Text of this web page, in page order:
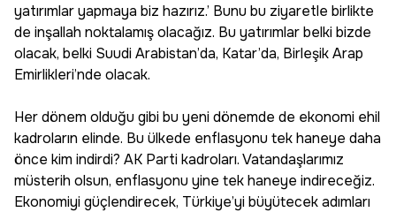
yatırımlar yapmaya biz hazırız.’ Bunu bu ziyaretle birlikte
de inşallah noktalamış olacağız. Bu yatırımlar belki bizde
olacak, belki Suudi Arabistan’da, Katar’da, Birleşik Arap
Emirlikleri’nde olacak.
Her dönem olduğu gibi bu yeni dönemde de ekonomi ehil
kadroların elinde. Bu ülkede enflasyonu tek haneye daha
önce kim indirdi? AK Parti kadroları. Vatandaşlarımız
müsterih olsun, enflasyonu yine tek haneye indireceğiz.
Ekonomiyi güçlendirecek, Türkiye’yi büyütecek adımları